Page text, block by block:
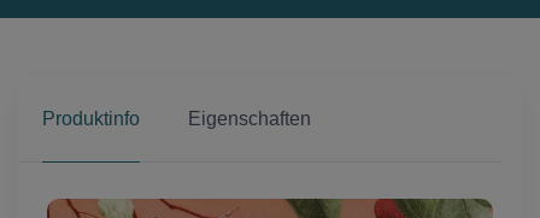
Produktinfo Eigenschaften